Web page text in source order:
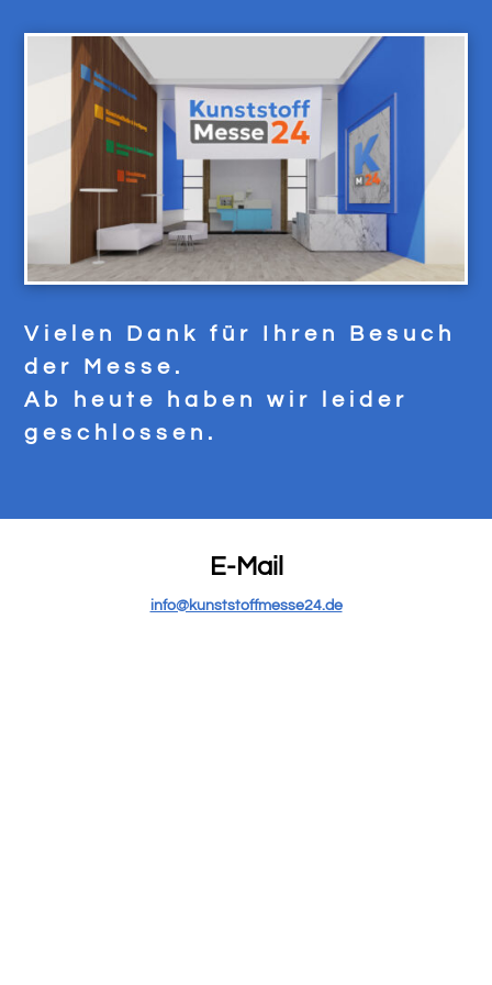
Vielen Dank für Ihren Besuch
der Messe.
Ab heute haben wir leider
geschlossen.
E-Mail
info@kunststoffmesse24.de